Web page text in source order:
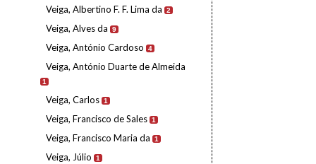
Veiga, Albertino F. F. Lima da 2
Veiga, Alves da 9
Veiga, António Cardoso 4
Veiga, António Duarte de Almeida
1
Veiga, Carlos 1
Veiga, Francisco de Sales 1
Veiga, Francisco Maria da 1
Veiga, Júlio 1